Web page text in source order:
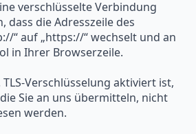
verschlüsselte Verbindung
dass die Adresszeile des
“ auf „https://“ wechselt und an
in Ihrer Browserzeile.
TLS-Verschlüsselung aktiviert ist,
Sie an uns übermitteln, nicht
werden.